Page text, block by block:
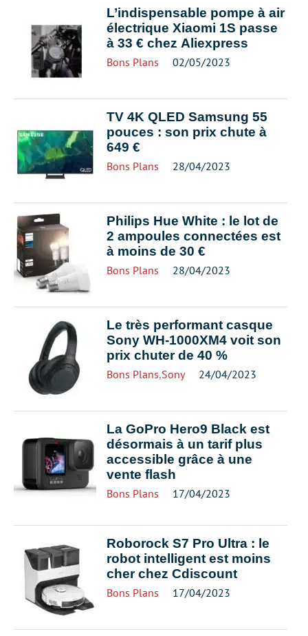
L’indispensable pompe à air
électrique Xiaomi 1S passe
à 33 € chez Aliexpress
Bons Plans 02/05/2023
TV 4K QLED Samsung 55
pouces : son prix chute à
649 €
Bons Plans 28/04/2023
Philips Hue White : le lot de
2 ampoules connectées est
à moins de 30 €
Bons Plans 28/04/2023
Le très performant casque
Sony WH-1000XM4 voit son
prix chuter de 40 %
Bons Plans,Sony 24/04/2023
La GoPro Hero9 Black est
désormais à un tarif plus
accessible grâce à une
vente flash
Bons Plans 17/04/2023
Roborock S7 Pro Ultra : le
robot intelligent est moins
cher chez Cdiscount
Bons Plans 17/04/2023